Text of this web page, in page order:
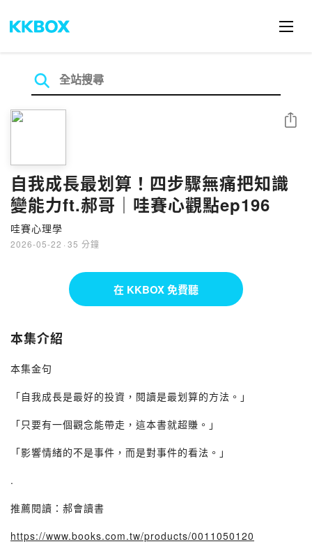
自我成長最划算！四步驟無痛把知識
變能力ft.郝哥｜哇賽心觀點ep196
哇賽心理學
2026-05-22 · 35 分鐘
分享
在 KKBOX 免費聽
本集介紹
本集金句
「自我成長是最好的投資，閱讀是最划算的方法。」
「只要有一個觀念能帶走，這本書就超賺。」
「影響情緒的不是事件，而是對事件的看法。」
.
推薦閱讀：郝會讀書
https://www.books.com.tw/products/0011050120